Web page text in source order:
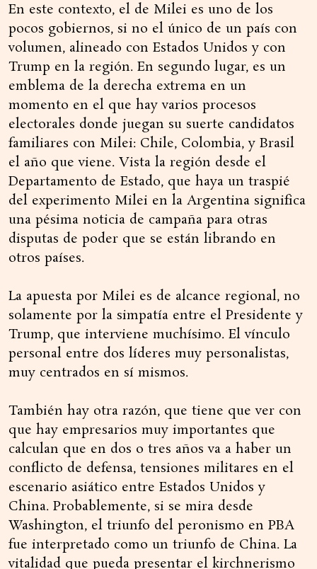
En este contexto, el de Milei es uno de los
pocos gobiernos, si no el único de un país con
volumen, alineado con Estados Unidos y con
Trump en la región. En segundo lugar, es un
emblema de la derecha extrema en un
momento en el que hay varios procesos
electorales donde juegan su suerte candidatos
familiares con Milei: Chile, Colombia, y Brasil
el año que viene. Vista la región desde el
Departamento de Estado, que haya un traspié
del experimento Milei en la Argentina significa
una pésima noticia de campaña para otras
disputas de poder que se están librando en
otros países.
La apuesta por Milei es de alcance regional, no
solamente por la simpatía entre el Presidente y
Trump, que interviene muchísimo. El vínculo
personal entre dos líderes muy personalistas,
muy centrados en sí mismos.
También hay otra razón, que tiene que ver con
que hay empresarios muy importantes que
calculan que en dos o tres años va a haber un
conflicto de defensa, tensiones militares en el
escenario asiático entre Estados Unidos y
China. Probablemente, si se mira desde
Washington, el triunfo del peronismo en PBA
fue interpretado como un triunfo de China. La
vitalidad que pueda presentar el kirchnerismo